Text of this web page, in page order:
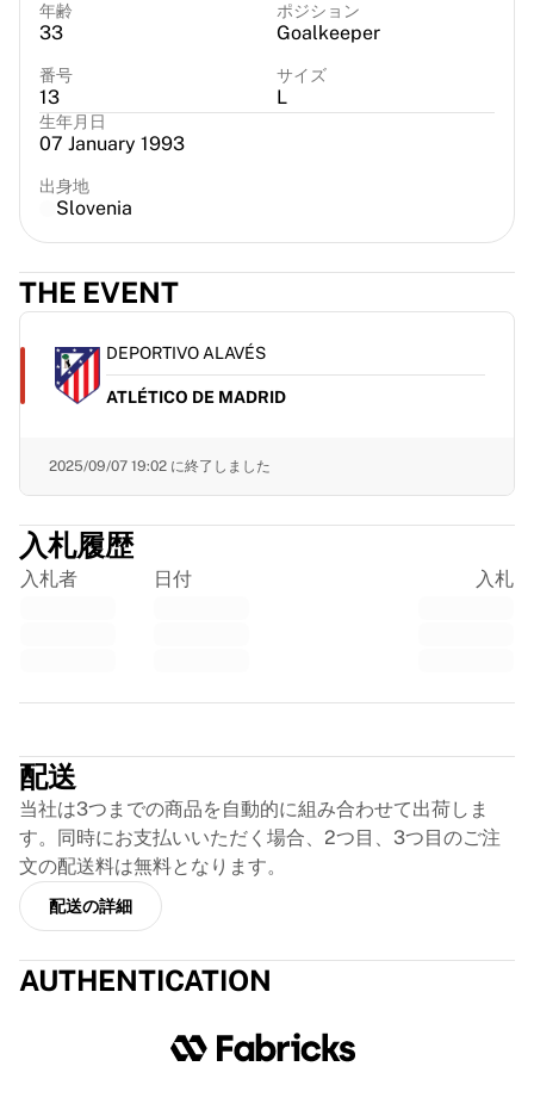
トップ欧州チーム
フェネルバフチェ・バスケットボール
スロベニア
ヴィルトゥス・ボローニャ
その他のスポーツ
自転車競技
チーム・ヴィスマ | リース・ア・バイク
スーダル・クイックステップ
Netcompany INEOS
チーム・ジェイコ・アルウラ
自転車競技をすべて表示
グロスター・ラグビー
ASMクレルモン・オーヴェルニュ
ハーレクインズ
ラグビーをすべて表示
西インド諸島
クリケットをすべて表示
アイスホッケー
オールボー・パイレーツ
トレ・クローナー
NHLアラムナイ
アイスホッケーをすべて表示
その他
GLORYキックボクシング
Team Liquid
年齢
33
ポジション
Goalkeeper
番号
13
サイズ
L
生年月日
07 January 1993
出身地
Slovenia
THE EVENT
DEPORTIVO ALAVÉS
ATLÉTICO DE MADRID
2025/09/07 19:02 に終了しました
入札履歴
入札者 日付 入札
配送
当社は3つまでの商品を自動的に組み合わせて出荷しま
す。同時にお支払いいただく場合、2つ目、3つ目のご注
文の配送料は無料となります。
配送の詳細
AUTHENTICATION